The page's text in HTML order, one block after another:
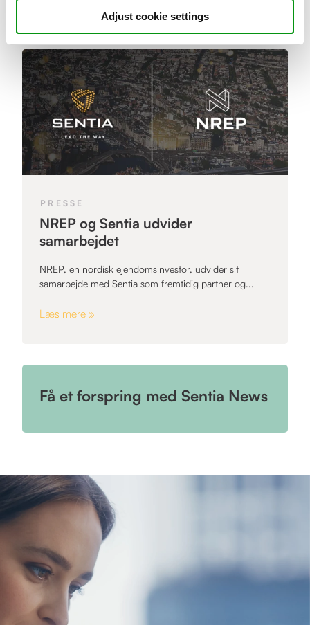
Adjust cookie settings
PRESSE
NREP og Sentia udvider
samarbejdet
NREP, en nordisk ejendomsinvestor, udvider sit
samarbejde med Sentia som fremtidig partner og...
Læs mere »
Få et forspring med Sentia News